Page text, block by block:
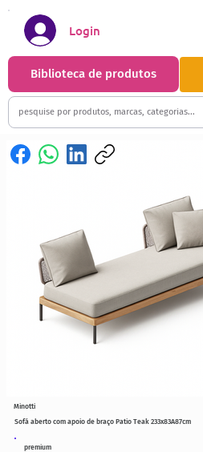
Biblioteca de produtos
Login
premium
Sofá aberto com apoio de braço Patio Teak 233x83A87cm
Minotti